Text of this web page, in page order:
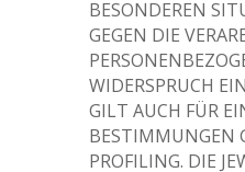
BESONDEREN
GEGEN DIE
WIDERSPRUCH
GILT AUCH FÜR
BESTIMMUNGEN
PROFILING. DIE